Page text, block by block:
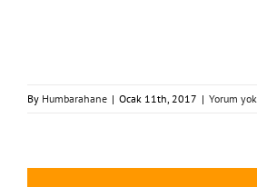
By Humbarahane | Ocak 11th, 2017 | Yorum yok